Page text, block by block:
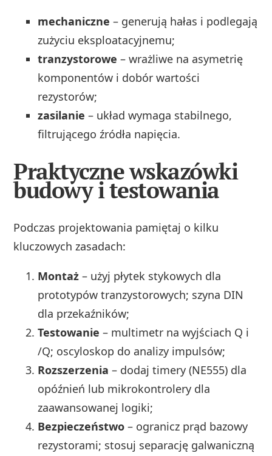
mechaniczne – generują hałas i podlegają
zużyciu eksploatacyjnemu;
tranzystorowe – wrażliwe na asymetrię
komponentów i dobór wartości
rezystorów;
zasilanie – układ wymaga stabilnego,
filtrującego źródła napięcia.
Praktyczne wskazówki
budowy i testowania
Podczas projektowania pamiętaj o kilku
kluczowych zasadach:
Montaż – użyj płytek stykowych dla
prototypów tranzystorowych; szyna DIN
dla przekaźników;
Testowanie – multimetr na wyjściach Q i
/Q; oscyloskop do analizy impulsów;
Rozszerzenia – dodaj timery (NE555) dla
opóźnień lub mikrokontrolery dla
zaawansowanej logiki;
Bezpieczeństwo – ogranicz prąd bazowy
rezystorami; stosuj separację galwaniczną